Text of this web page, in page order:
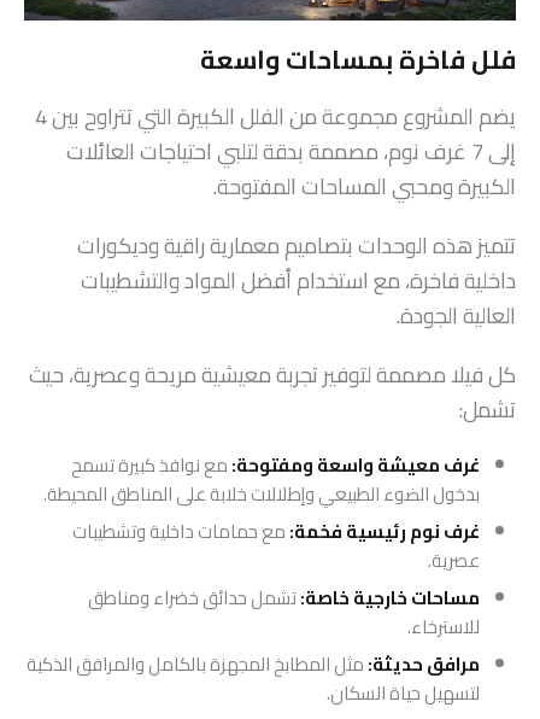
فلل فاخرة بمساحات واسعة
يضم المشروع مجموعة من الفلل الكبيرة التي تتراوح بين 4
إلى 7 غرف نوم، مصممة بدقة لتلبي احتياجات العائلات
الكبيرة ومحبي المساحات المفتوحة.
تتميز هذه الوحدات بتصاميم معمارية راقية وديكورات
داخلية فاخرة، مع استخدام أفضل المواد والتشطيبات
العالية الجودة.
كل فيلا مصممة لتوفير تجربة معيشية مريحة وعصرية، حيث
تشمل:
غرف معيشة واسعة ومفتوحة:مع نوافذ كبيرة تسمح
بدخول الضوء الطبيعي وإطلالات خلابة على المناطق المحيطة.
غرف نوم رئيسية فخمة:مع حمامات داخلية وتشطيبات
عصرية.
مساحات خارجية خاصة:تشمل حدائق خضراء ومناطق
للاسترخاء.
مرافق حديثة:مثل المطابخ المجهزة بالكامل والمرافق الذكية
لتسهيل حياة السكان.